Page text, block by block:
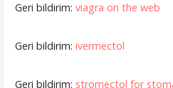
Geri bildirim: viagra on the web
Geri bildirim: ivermectol
Geri bildirim: stromectol for